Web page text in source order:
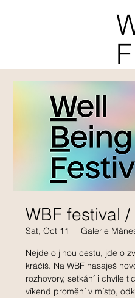
F
WBF festival
Sat, Oct 11
  |
Galerie
Nejde o jinou cestu, jde o
kráčíš. Na WBF nasaješ
rozhovory, setkání i chvíle
víkend promění v místo,